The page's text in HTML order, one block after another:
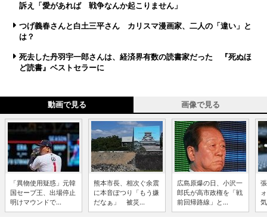
訴え「愛があれば 戦争なんか起こりません」
つげ義春さんと白土三平さん カリスマ漫画家、二人の「違い」と
は？
死去した丹羽宇一郎さんは、経済界有数の読書家だった 『死ぬほ
ど読書』ベストセラーに
動画で見る 画像で見る
「異物使用疑惑」元韓
国セーブ王、出場停止
明けマウンドで...
熊本市長、相次ぐ余震
に本音ぽつり「もう嫌
だなぁ」 被災...
広島原爆の日、小沢一
郎氏が高市政権を「戦
前回帰路線」と...